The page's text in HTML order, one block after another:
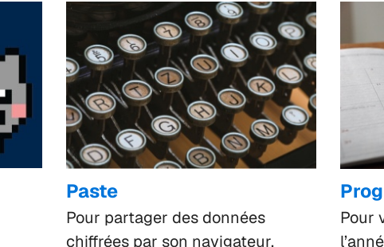
Paste
Pour partager des données
chiffrées par son navigateur.
Pour